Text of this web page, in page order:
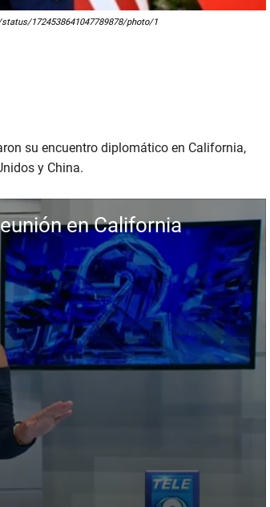
1724538641047789878/photo/1
su encuentro diplomático en California,
y China.
en California